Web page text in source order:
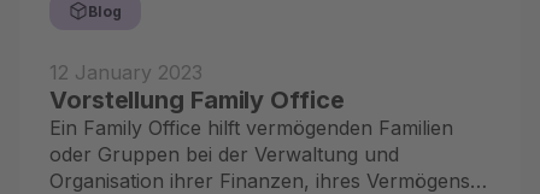
Blog
12 January 2023
Vorstellung Family Office
Ein Family Office hilft vermögenden Familien
oder Gruppen bei der Verwaltung und
Organisation ihrer Finanzen, ihres Vermögens